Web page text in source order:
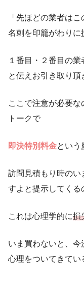
「先ほどの業者は
名刺を印籠がわりに
１番目・２番目の業
と伝えお引き取り頂
ここで注意が必要
トークで
即決特別料金という
訪問見積もり時のい
すよと提示してくる
これは心理学的に損
いま買わないと、
心理をついてきてい